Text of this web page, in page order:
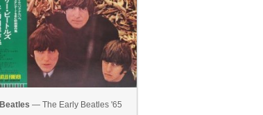
Beatles — The Early Beatles '65